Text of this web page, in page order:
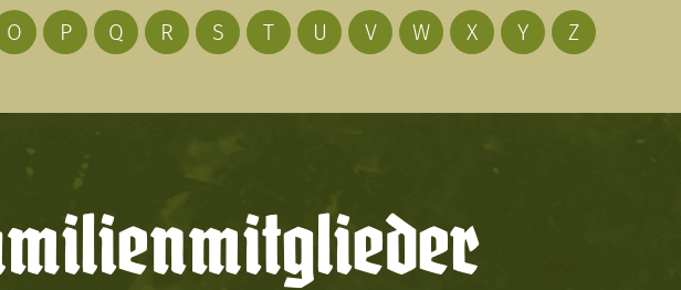
O P Q R S T U V W X Y Z